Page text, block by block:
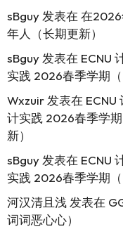
sBguy发表在 在2026
年人（长期更新）
sBguy发表在 ECNU
实践 2026春季学期
Wxzuir发表在 ECNU
计实践 2026春季学
新）
sBguy发表在 ECNU
实践 2026春季学期
河汉清且浅发表在
词词恶心心）